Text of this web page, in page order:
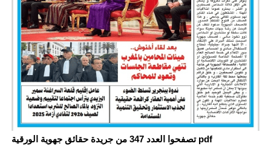
تصفحوا العدد 347 من جريدة حقائق جهوية الورقية pdf